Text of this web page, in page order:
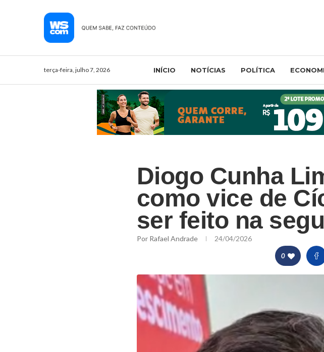
terça-feira, julho 7, 2026 INÍCIO NOTÍCIAS POLÍTICA
Diogo Cunha
como vice de
ser feito na
Por Rafael Andrade 24/04/2026
0